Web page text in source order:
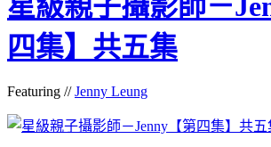
四集】共五集
Featuring //Jenny Leung